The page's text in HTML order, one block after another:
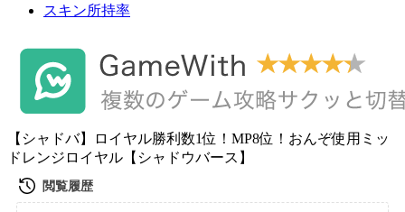
スキン所持率
【シャドバ】ロイヤル勝利数1位！MP8位！おんぞ使用ミッ
ドレンジロイヤル【シャドウバース】